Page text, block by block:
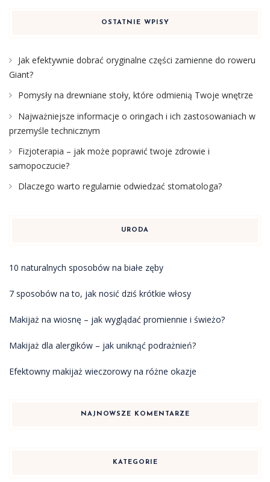
OSTATNIE WPISY
Jak efektywnie dobrać oryginalne części zamienne do roweru
Giant?
Pomysły na drewniane stoły, które odmienią Twoje wnętrze
Najważniejsze informacje o oringach i ich zastosowaniach w
przemyśle technicznym
Fizjoterapia – jak może poprawić twoje zdrowie i
samopoczucie?
Dlaczego warto regularnie odwiedzać stomatologa?
URODA
10 naturalnych sposobów na białe zęby
7 sposobów na to, jak nosić dziś krótkie włosy
Makijaż na wiosnę – jak wyglądać promiennie i świeżo?
Makijaż dla alergików – jak uniknąć podrażnień?
Efektowny makijaż wieczorowy na różne okazje
NAJNOWSZE KOMENTARZE
KATEGORIE